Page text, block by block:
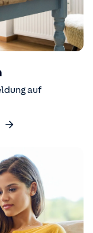
auf